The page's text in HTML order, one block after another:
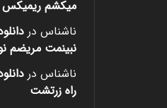
میکشم ریمیکس MP3
ناشناس در
نبینمت مریضم
ناشناس در
راه زرتشت